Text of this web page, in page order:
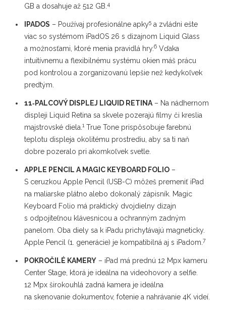
GB a dosahuje až 512 GB. 4
IPADOS – Používaj profesionálne apky5 a zvládni ešte
viac so systémom iPadOS 26 s dizajnom Liquid Glass
a možnosťami, ktoré menia pravidlá hry.6 Vďaka
intuitívnemu a flexibilnému systému okien máš prácu
pod kontrolou a zorganizovanú lepšie než kedykoľvek
predtým.
11‑PALCOVÝ DISPLEJ LIQUID RETINA – Na nádhernom
displeji Liquid Retina sa skvele pozerajú filmy či kreslia
majstrovské diela. 1True Tone prispôsobuje farebnú
teplotu displeja okolitému prostrediu, aby sa ti naň
dobre pozeralo pri akomkoľvek svetle.
APPLE PENCIL A MAGIC KEYBOARD FOLIO –
S ceruzkou Apple Pencil (USB-C) môžeš premeniť iPad
na maliarske plátno alebo dokonalý zápisník. Magic
Keyboard Folio má praktický dvojdielny dizajn
s odpojiteľnou klávesnicou a ochranným zadným
panelom. Oba diely sa k iPadu prichytávajú magneticky.
Apple Pencil (1. generácie) je kompatibilná aj s iPadom. 7
POKROČILÉ KAMERY – iPad má prednú 12 Mpx kameru
Center Stage, ktorá je ideálna na videohovory a selfie.
12 Mpx širokouhlá zadná kamera je ideálna
na skenovanie dokumentov, fotenie a nahrávanie 4K videí.